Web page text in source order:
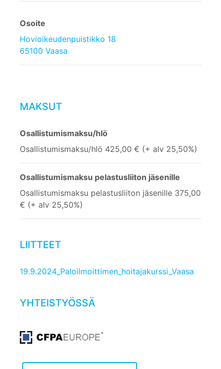
Osoite
Hovioikeudenpuistikko 18
65100 Vaasa
MAKSUT
Osallistumismaksu/hlö
Osallistumismaksu/hlö 425,00 € (+ alv 25,50%)
Osallistumismaksu pelastusliiton jäsenille
Osallistumismaksu pelastusliiton jäsenille 375,00
€ (+ alv 25,50%)
LIITTEET
19.9.2024_Paloilmoittimen_hoitajakurssi_Vaasa
YHTEISTYÖSSÄ